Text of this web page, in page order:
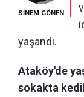
SİNEM GÖNEN
yaşandı.
Ataköy'de
sokakta